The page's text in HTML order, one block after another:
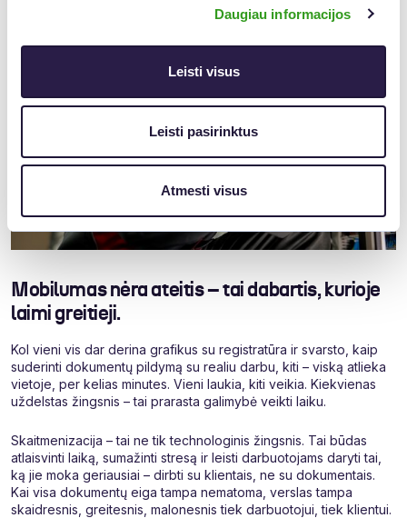
Daugiau informacijos
Leisti visus
Leisti pasirinktus
Atmesti visus
Mobilumas nėra ateitis – tai dabartis, kurioje
laimi greitieji.
Kol vieni vis dar derina grafikus su registratūra ir svarsto, kaip
suderinti dokumentų pildymą su realiu darbu, kiti – viską atlieka
vietoje, per kelias minutes. Vieni laukia, kiti veikia. Kiekvienas
uždelstas žingsnis – tai prarasta galimybė veikti laiku.
Skaitmenizacija – tai ne tik technologinis žingsnis. Tai būdas
atlaisvinti laiką, sumažinti stresą ir leisti darbuotojams daryti tai,
ką jie moka geriausiai – dirbti su klientais, ne su dokumentais.
Kai visa dokumentų eiga tampa nematoma, verslas tampa
skaidresnis, greitesnis, malonesnis tiek darbuotojui, tiek klientui.